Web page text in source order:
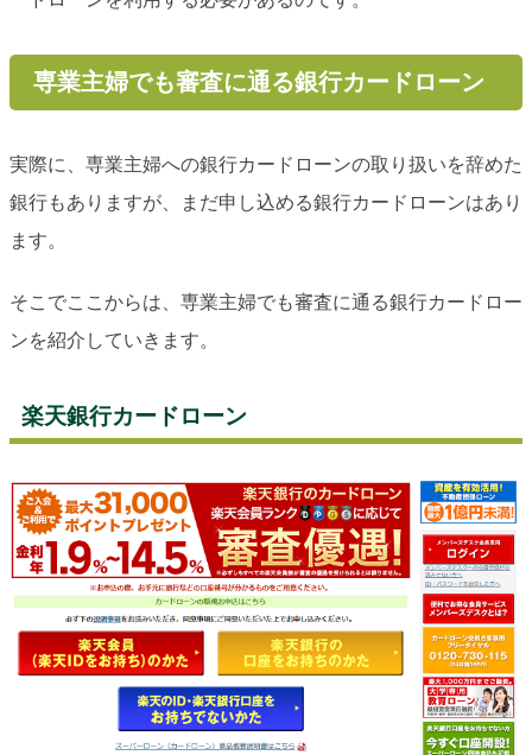
専業主婦でも審査に通る銀行カードローン
実際に、専業主婦への銀行カードローンの取り扱いを辞めた
銀行もありますが、まだ申し込める銀行カードローンはあり
ます。
そこでここからは、専業主婦でも審査に通る銀行カードロー
ンを紹介していきます。
楽天銀行カードローン